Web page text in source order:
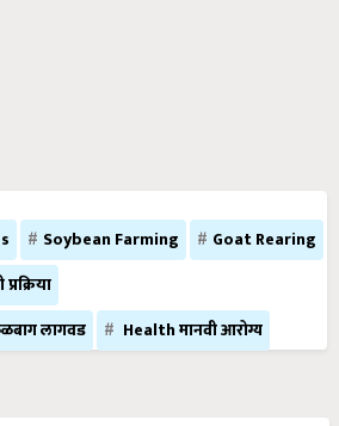
Soybean Farming
Goat Rearing
लागवड
Health मानवी आरोग्य